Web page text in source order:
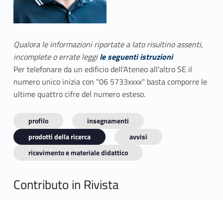
Qualora le informazioni riportate a lato risultino assenti,
incomplete o errate leggile seguenti istruzioni
Per telefonare da un edificio dell'Ateneo all'altro SE il
numero unico inizia con "06 5733xxxx" basta comporre le
ultime quattro cifre del numero esteso.
profilo
insegnamenti
prodotti della ricerca
avvisi
ricevimento e materiale didattico
Contributo in Rivista